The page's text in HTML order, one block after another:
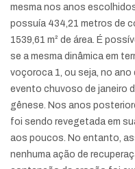
mesma nos anos
possuía 434,21 metros de
1539,61 m² de área. É
se a mesma dinâmica em
voçoroca 1, ou seja, no
evento chuvoso de janeiro
gênese. Nos anos
foi sendo revegetada em
aos poucos. No entanto,
nenhuma ação de